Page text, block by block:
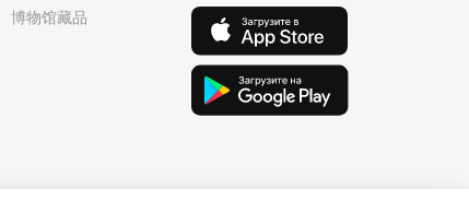
博物馆藏品